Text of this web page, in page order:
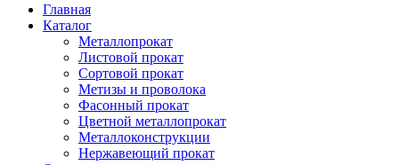
Главная
Каталог
Металлопрокат
Листовой прокат
Сортовой прокат
Метизы и проволока
Фасонный прокат
Цветной металлопрокат
Металлоконструкции
Нержавеющий прокат